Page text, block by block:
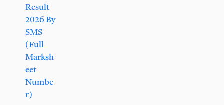
Result
2026 By
SMS
(Full
Marksh
eet
Numbe
r)